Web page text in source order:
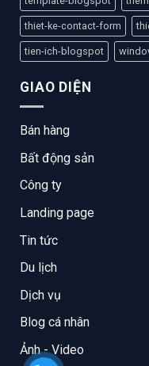
thiet-ke-contact-form
tien-ich-blogspot
GIAO DIỆN
Bán hàng
Bất động sản
Công ty
Landing page
Tin tức
Du lịch
Dịch vụ
Blog cá nhân
Ảnh - Video